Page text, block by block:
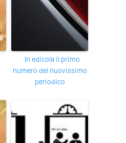
in edicola il primo
numero del nuovissimo
periodico